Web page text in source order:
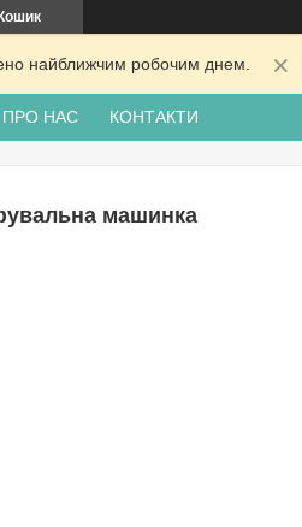
Кошик
найближчим робочим днем.
ПРО НАС КОНТАКТИ
машинка